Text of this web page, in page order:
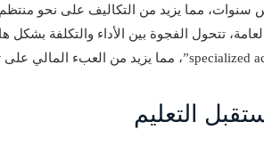
سنوات، مما يزيد من التكاليف على نحو
تتحول الفجوة بين الأداء والتكلفة بشكل
التعليم